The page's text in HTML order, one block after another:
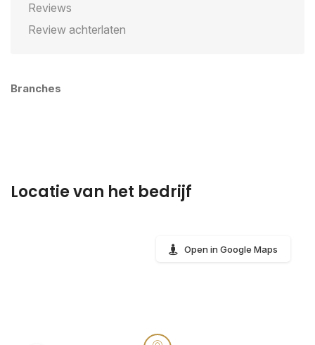
Reviews
Review achterlaten
Branches
Locatie van het bedrijf
Open in Google Maps